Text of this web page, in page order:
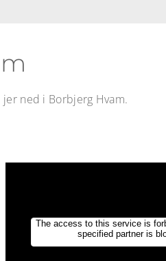
ned i Borbjerg Hvam.